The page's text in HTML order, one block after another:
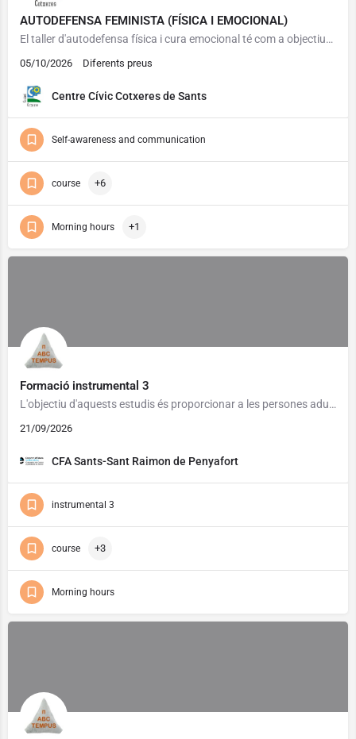
AUTODEFENSA FEMINISTA (FÍSICA I EMOCIONAL)
El taller d'autodefensa física i cura emocional té com a objectius prevenir, identificar, (des)normalitzar i…
05/10/2026 Diferents preus
Centre Cívic Cotxeres de Sants
Self-awareness and communication
course +6
Morning hours +1
Formació instrumental 3
L'objectiu d'aquests estudis és proporcionar a les persones adultes els elements necessaris que els permetin…
21/09/2026
CFA Sants-Sant Raimon de Penyafort
instrumental 3
course +3
Morning hours